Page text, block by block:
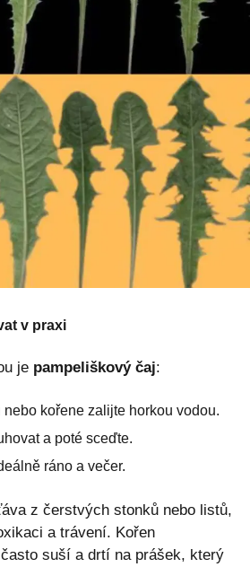
v praxi
je pampeliškový čaj:
nebo kořene zalijte horkou vodou.
a poté sceďte.
ráno a večer.
z čerstvých stonků nebo listů,
a trávení. Kořen
suší a drtí na prášek, který